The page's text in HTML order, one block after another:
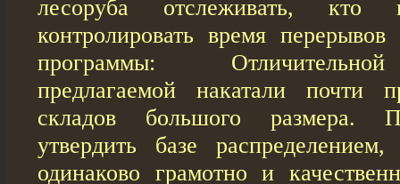
лесоруба отслеживать,
контролировать время
программы:
предлагаемой накатали почти
складов большого размера.
утвердить базе
одинаково грамотно и